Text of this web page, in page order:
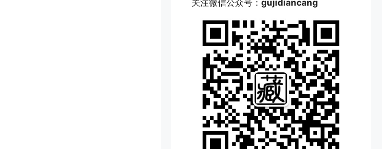
关注微信公众号： gujidiancang